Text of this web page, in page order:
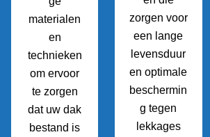
materialen
en
technieken
om ervoor
te zorgen
dat uw dak
bestand is
zorgen voor
een lange
levensduur
en optimale
beschermin
g tegen
lekkages